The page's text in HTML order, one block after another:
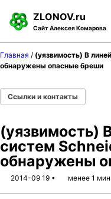
p
t
p
r
m
a
r
n
p
t
c
o
t
e
n
p
t
f
o
t
e
r
ZLONOV.ru
Сайт Алексея Комарова
Главная / (уязвимость) В
обнаружены опасные бреши
Ссылки и контакты
(уязвимость)
систем
обнаружены
2014-09 19 менее 1